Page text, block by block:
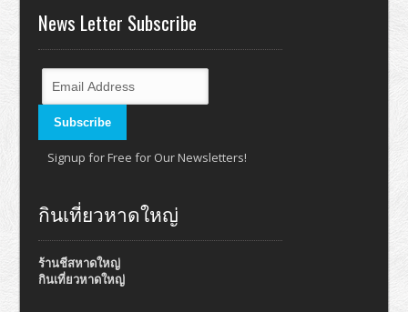
News Letter Subscribe
Signup for Free for Our Newsletters!
กินเที่ยวหาดใหญ่
ร้านชีสหาดใหญ่
กินเที่ยวหาดใหญ่